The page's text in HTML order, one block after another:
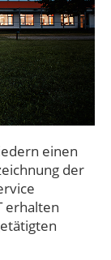
einen
der
erhalten